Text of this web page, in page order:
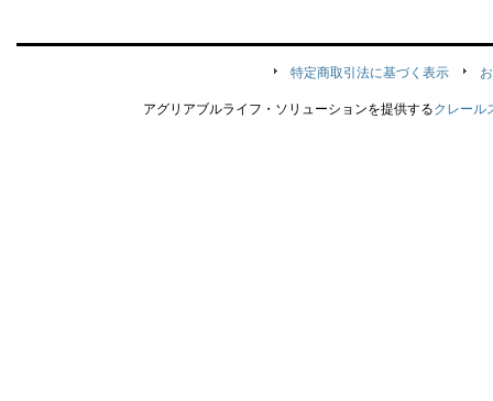
特定商取引法に基づく表示
アグリアブルライフ・ソリューションを提供するクレール